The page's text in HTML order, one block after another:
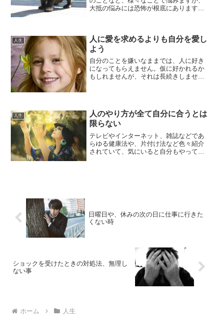
大抵の悩みには恐怖が根底にあります。
から現れるものが多いです...
人生
人に愛を求めるよりも自分を愛し
よう
自分のことを嫌いなままでは、人に好き
になってもらえません。仮に好かれるか
もしれませんが、それは長続きしませ
を取ることばかり考えてしま...
人生
人のやり方が全て自分に合うとは
限らない
テレビやインターネット、雑誌などであ
らゆる健康法や、片付け法など色々紹介
されていて、気にいると自分もやってみ
日曜日や、休みの次の日に仕事に行きた
くない時
ショックを受けたときの対処法、無理し
ない事
ホーム 人生